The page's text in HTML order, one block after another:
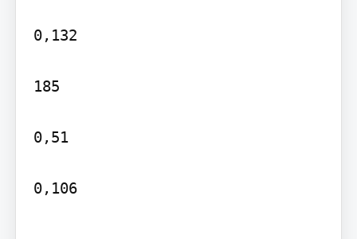
0,132
185
0,51
0,106